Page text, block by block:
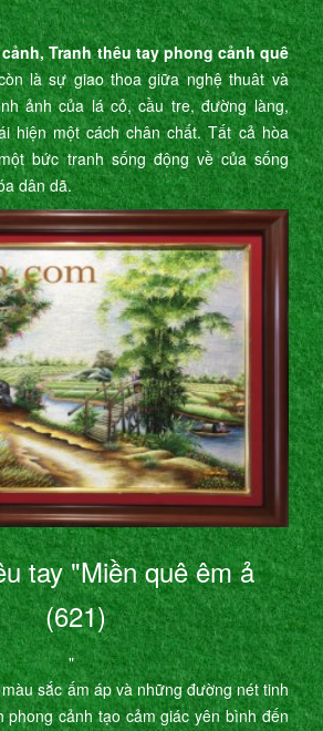
Tranh thêu tay phong cảnh quê
là sự giao thoa giữa nghệ thuât và
ảnh của lá cỏ, cầu tre, đường làng,
hiện một cách chân chất. Tất cả hòa
bức tranh sống động về của sống
dân dã.
tay "Miền quê êm ả
(621)
"
sắc ấm áp và những đường nét tinh
phong cảnh tạo cảm giác yên bình đến